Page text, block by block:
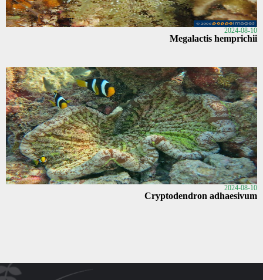
2024-08-10
Megalactis hemprichii
2024-08-10
Cryptodendron adhaesivum